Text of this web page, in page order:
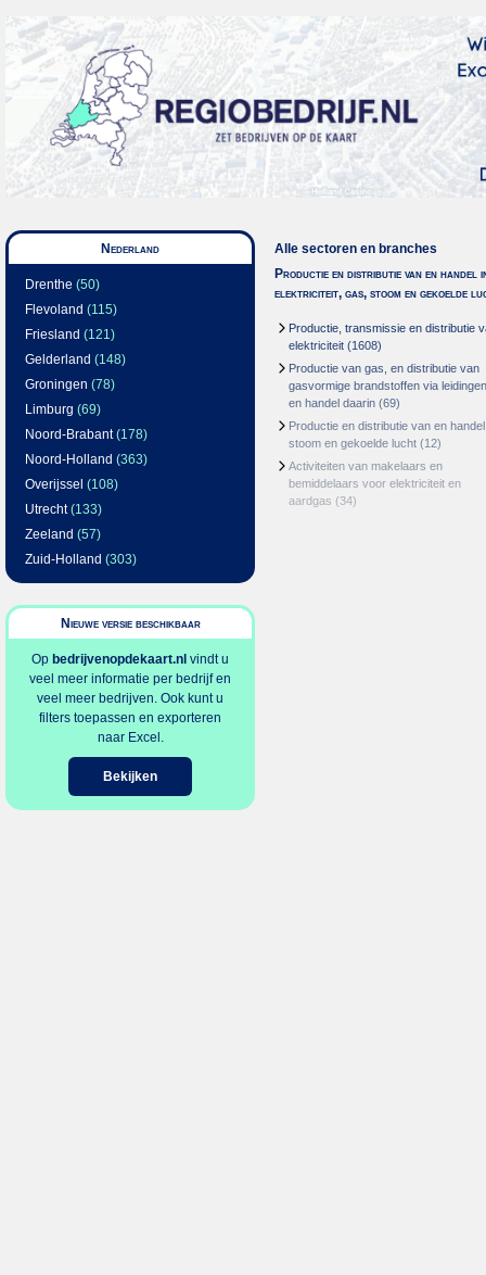
Nederland
Drenthe (50)
Flevoland (115)
Friesland (121)
Gelderland (148)
Groningen (78)
Limburg (69)
Noord-Brabant(178)
Noord-Holland (363)
Overijssel (108)
Utrecht(133)
Zeeland (57)
Zuid-Holland (303)
Nieuwe versie beschikbaar
Op bedrijvenopdekaart.nl vindt u
veel meer informatie per bedrijf en
veel meer bedrijven. Ook kunt u
filters toepassen en exporteren
naar Excel.
Bekijken
Alle sectoren en branches
Productie en distributie van en handel
elektriciteit, gas, stoom en gekoelde
Productie, transmissie en distributie
elektriciteit (1608)
Productie van gas, en distributie van
gasvormige brandstoffen via leidingen
en handel daarin (69)
Productie en distributie van en
stoom en gekoelde lucht (12)
Activiteiten van makelaars en
bemiddelaars voor elektriciteit en
aardgas (34)